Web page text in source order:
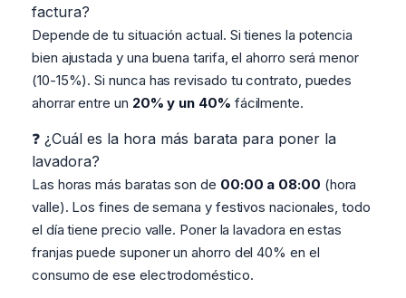
factura?
Depende de tu situación actual. Si tienes la potencia
bien ajustada y una buena tarifa, el ahorro será menor
(10-15%). Si nunca has revisado tu contrato, puedes
ahorrar entre un 20% y un 40% fácilmente.
❓ ¿Cuál es la hora más barata para poner la
lavadora?
Las horas más baratas son de 00:00 a 08:00 (hora
valle). Los fines de semana y festivos nacionales, todo
el día tiene precio valle. Poner la lavadora en estas
franjas puede suponer un ahorro del 40% en el
consumo de ese electrodoméstico.